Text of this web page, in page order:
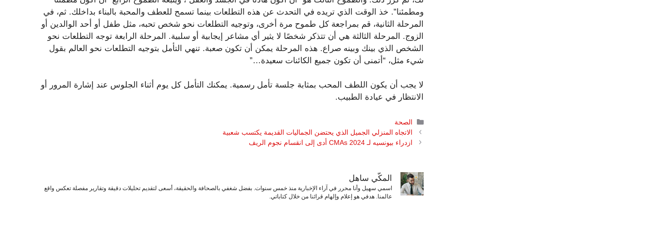
ومطمئنا”. خذ الوقت الذي تريده في التحدث عن هذه التطلعات بينما تسمح للعطف والمحبة بالبناء بداخلك. ثم، في
المرحلة الثانية، قم بمراجعة كل طموح مرة أخرى، وتوجيه التطلعات نحو شخص تحبه، مثل طفل أو أحد الوالدين أو
الزوج. المرحلة الثالثة هي أن تتذكر شخصًا لا يثير أي مشاعر إيجابية أو سلبية. المرحلة الرابعة توجه التطلعات نحو
الشخص الذي بينك وبينه صراع. هذه المرحلة يمكن أن تكون صعبة. تنهي التأمل بتوجيه التطلعات نحو العالم بقول
شيء مثل، “أتمنى أن تكون جميع الكائنات سعيدة…”
لا يجب أن يكون اللطف المحب بمثابة جلسة تأمل رسمية. يمكنك التأمل كل يوم أثناء الجلوس عند إشارة المرور أو
الانتظار في عيادة الطبيب.
التصنيفات
الصحة
الاتجاه المنزلي الجميل الذي يحتضن الجماليات القديمة يكتسب شعبية
ازدراء بيونسيه لـ CMAs 2024 أدى إلى انقسام نجوم الريف
المكّي ساهل
اسمي سهيل وأنا محرر في آراء الإخبارية منذ خمس سنوات. بفضل شغفي بالصحافة والحقيقة، أسعى لتقديم تحليلات دقيقة وتقارير مفصلة تعكس واقع
عالمنا. هدفي هو إعلام وإلهام قرائنا من خلال كتاباتي.